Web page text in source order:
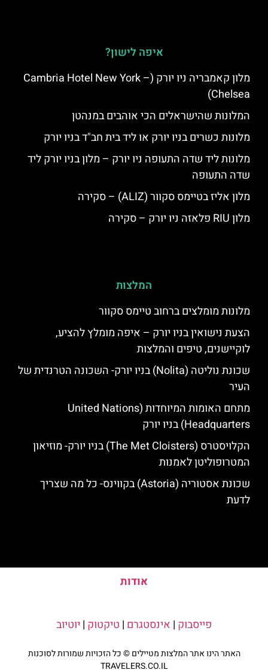
איפה לישון?
מלון קאמבריה ניו יורק (Cambria Hotel New York –
Chelsea)
המלונות שהישראלים הכי אוהבים במנהטן
מלונות כשרים בניו יורק או ליד בית חב"ד בניו יורק
מלונות ליד שדה התעופה ניו יורק – מלון בניו יורק ליד
שדה התעופה
מלון אליז בטיימס סקוור (ALIZ) – סקירה
מלון RIU פלאזה ניו יורק – סקירה
המלצות
מלונות מומלצים ברחוב טיימס סקוור
הצעת נישואין בניו יורק – איפה מומלץ להציע,
לוקיישנים, טיפים והמלצות
שכונת נוליטה (Nolita) בניו יורק- השכונה הטרנדית של
העיר
מתחם האומות המיוחדות (United Nations
Headquarters) בניו יורק
הקלויסטרס (The Met Cloisters) בניו יורק- מוזיאון
המטרופוליטן לאמנות
שכונת אסטוריה (Astoria) בקווינס- כל מה שצריך
לדעת
אודות
פייסבוק | אינסטגרם | טיקטוק | יוטיוב
האתר הינו אתר המלצות מטיילים © כל הזכויות שמורות לסוכנות
TRAVELERS.CO.IL